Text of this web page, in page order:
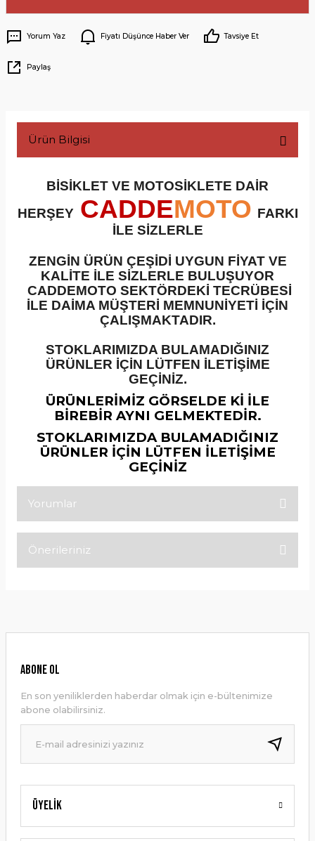
Yorum Yaz Fiyatı Düşünce Haber Ver Tavsiye Et
Paylaş
Ürün Bilgisi
BİSİKLET VE MOTOSİKLETE DAİR
HERŞEY CADDEMOTO FARKI
İLE SİZLERLE
ZENGİN ÜRÜN ÇEŞİDİ UYGUN FİYAT VE
KALİTE İLE SİZLERLE BULUŞUYOR
CADDEMOTO SEKTÖRDEKİ TECRÜBESİ
İLE DAİMA MÜŞTERİ MEMNUNİYETİ İÇİN
ÇALIŞMAKTADIR.
STOKLARIMIZDA BULAMADIĞINIZ
ÜRÜNLER İÇİN LÜTFEN İLETİŞİME
GEÇİNİZ.
ÜRÜNLERİMİZ GÖRSELDE Kİ İLE
BİREBİR AYNI GELMEKTEDİR.
STOKLARIMIZDA BULAMADIĞINIZ
ÜRÜNLER İÇİN LÜTFEN İLETİŞİME
GEÇİNİZ
Yorumlar
Önerileriniz
Ürün resmi kalitesiz, bozuk veya görüntülenemiyor.
Ürün bilgilerinde hatalar bulunuyor.
Ürün fiyatı diğer sitelerden daha pahalı.
Bu ürüne benzer farklı alternatifler olmalı.
Gönder
Üyelik
ABONE OL
En son yeniliklerden haberdar olmak için e-bültenimize
abone olabilirsiniz.